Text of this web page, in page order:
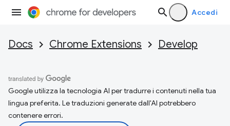
Accedi
Docs Chrome Extensions Develop
Google utilizza la tecnologia AI per tradurre i contenuti nella tua
lingua preferita. Le traduzioni generate dall'AI potrebbero
contenere errori.